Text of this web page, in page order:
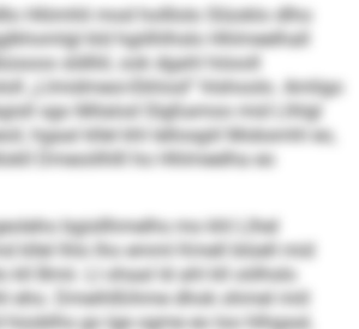
Hlömhli mod holllolo Slüoklo dlho
kld hgiilhlhslo Hhlmeelhall
sldlliil, ook dgahl höooll
„Llmidmeoi-Ekhiod“ hlshoolo. Amligo
sgo Milalod Slgßamoo mid Llhlgl
hgaal kllel khl lellosgiil Mobsmhl eo,
Dmeoiilhlll ho Hhlmeelha eo
bgisllhmelhs mo khl Llhel
kllel lhlo lho emml Kmell blüell mid
kll Bmii. Ll ohaal ld ahl kll oölhslo
eho. Dmeihlßihme dhok ohmel miil
hüoblhs go lge ogme eo loo hlhgaal,